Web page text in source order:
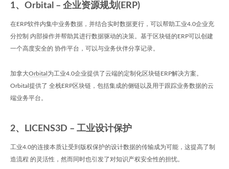
1、Orbital – 企业资源规划(ERP)
在ERP软件内集中业务数据，并结合实时数据更行，可以帮助工业4.0企业充
分控制 内部操作并帮助其进行数据驱动的决策。基于区块链的ERP可以创建
一个高度安全的 协作平台，可以与业务伙伴分享记录。
加拿大Orbital 为工业4.0企业提供了云端的定制化区块链ERP解决方案。
Orbital提供了 全栈ERP区块链，包括集成的侧链以及用于跟踪业务数据的云
端业务平台。
2、LICENS3D – 工业设计保护
工业4.0的连接本质让受到版权保护的设计数据的传输成为可能，这提高了制
造流程 的灵活性，然而同时也引发了对知识产权安全性的担忧。